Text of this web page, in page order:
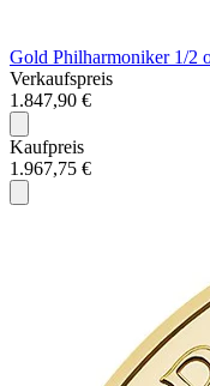
Gold Philharmoniker 1/2
Verkaufspreis
1.847,90 €
Kaufpreis
1.967,75 €